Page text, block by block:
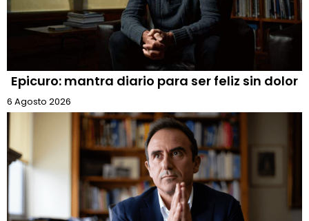
Epicuro: mantra diario para ser feliz sin dolor
6 Agosto 2026